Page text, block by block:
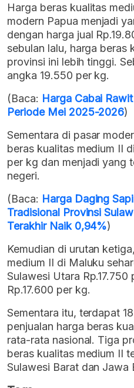
Harga beras kualitas
modern Papua menjadi
dengan harga jual
sebulan lalu, harga beras
provinsi ini lebih tinggi.
angka 19.550 per kg.
(Baca: Harga Cabai
Periode Mei 2025-2026)
Sementara di pasar
beras kualitas medium II
per kg dan menjadi yang
negeri.
(Baca: Harga Daging
Tradisional Provinsi
Terakhir Naik 0,94%)
Kemudian di urutan
medium II di Maluku
Sulawesi Utara
Rp.17.600 per kg.
Sementara itu, terdapat
penjualan harga beras
rata-rata nasional. Tiga
beras kualitas medium II
Sulawesi Barat dan Jawa